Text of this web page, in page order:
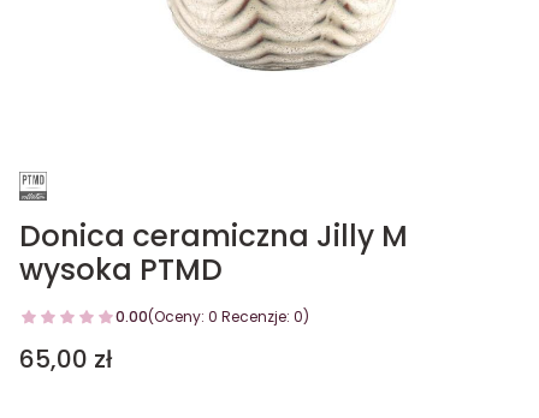
Donica ceramiczna Jilly M
wysoka PTMD
0.00(Oceny: 0 Recenzje: 0)
Cena
65,00 zł